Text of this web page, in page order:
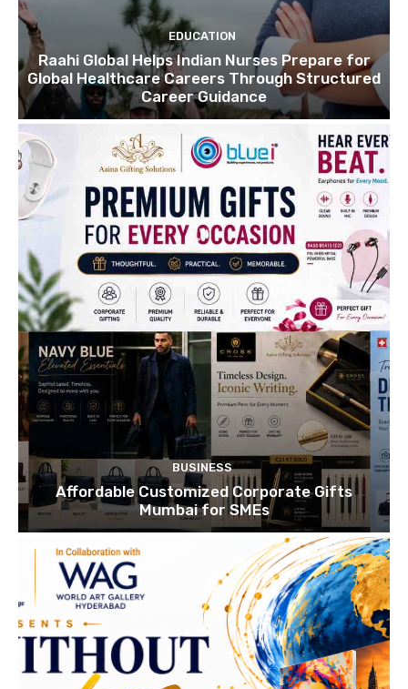
EDUCATION
Raahi Global Helps Indian Nurses Prepare for
Global Healthcare Careers Through Structured
Career Guidance
BUSINESS
Affordable Customized Corporate Gifts
Mumbai for SMEs